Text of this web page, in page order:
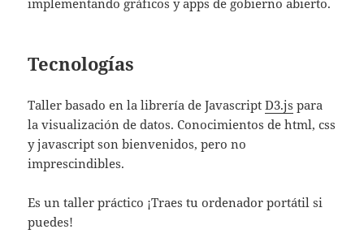
Tecnologías
Taller basado en la librería de JavascriptD3.js para
la visualización de datos. Conocimientos de html, css
y javascript son bienvenidos, pero no
imprescindibles.
Es un taller práctico ¡Traes tu ordenador portátil si
puedes!